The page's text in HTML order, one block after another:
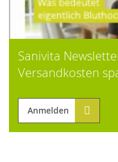
Sanivita
Versandkosten
Anmelden